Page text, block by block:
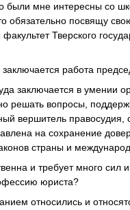
мне интересны со
обязательно посвящу
Тверского
работа
заключается в умении
решать вопросы,
вершитель
на сохранение
страны и
и требует много
юриста?
относились и